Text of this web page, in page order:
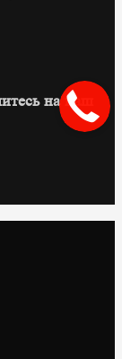
на наш